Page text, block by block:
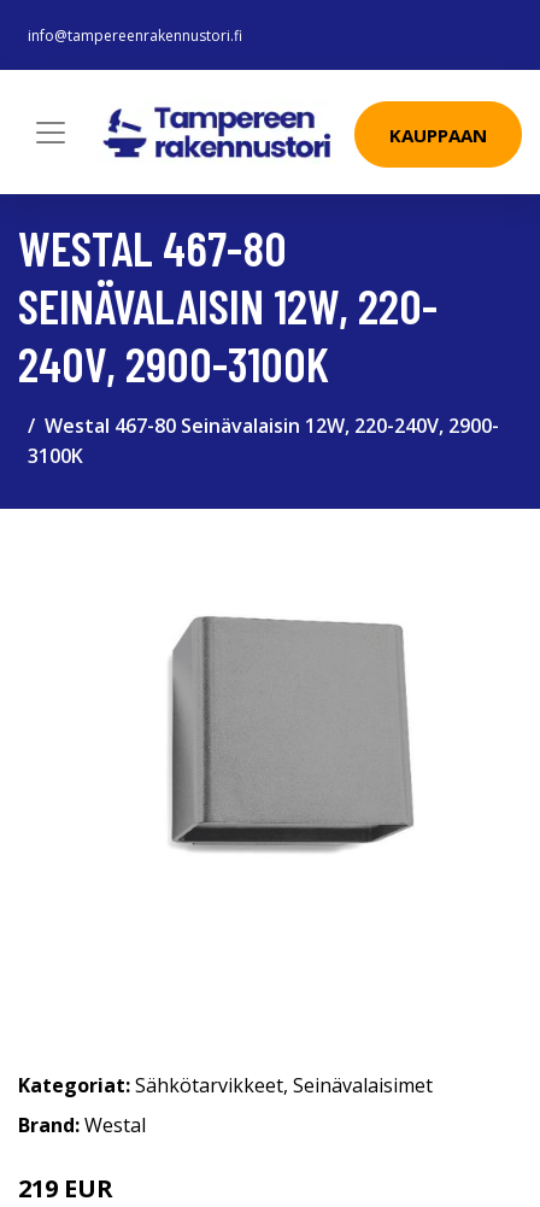
info@tampereenrakennustori.fi
KAUPPAAN
WESTAL 467-80
SEINÄVALAISIN 12W, 220-
240V, 2900-3100K
Westal 467-80 Seinävalaisin 12W, 220-240V, 2900-
3100K
Kategoriat:Sähkötarvikkeet, Seinävalaisimet
Brand:Westal
219 EUR